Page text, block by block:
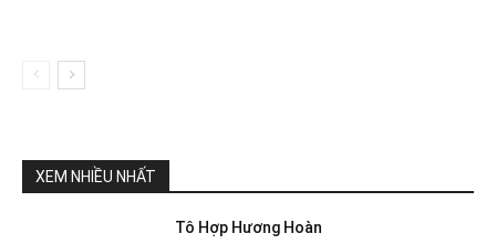
XEM NHIỀU NHẤT
Tô Hợp Hương Hoàn